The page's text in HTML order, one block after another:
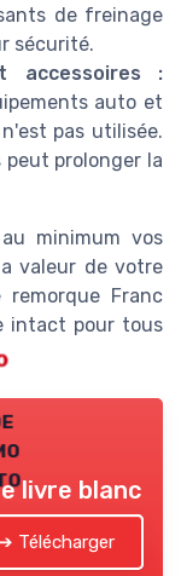
de freinage
sécurité.
accessoires :
auto et
pas utilisée.
peut prolonger la
minimum vos
valeur de votre
Franc
intact pour tous
livre blanc
Télécharger